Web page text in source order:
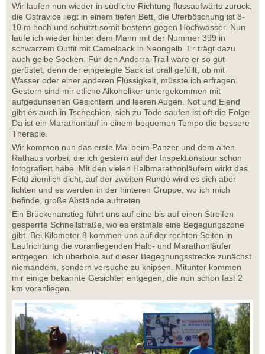
Wir laufen nun wieder in südliche Richtung flussaufwärts zurück,
die Ostravice liegt in einem tiefen Bett, die Uferböschung ist 8-
10 m hoch und schützt somit bestens gegen Hochwasser. Nun
laufe ich wieder hinter dem Mann mit der Nummer 399 in
schwarzem Outfit mit Camelpack in Neongelb. Er trägt dazu
auch gelbe Socken. Für den Andorra-Trail wäre er so gut
gerüstet, denn der eingelegte Sack ist prall gefüllt, ob mit
Wasser oder einer anderen Flüssigkeit, müsste ich erfragen.
Gestern sind mir etliche Alkoholiker untergekommen mit
aufgedunsenen Gesichtern und leeren Augen. Not und Elend
gibt es auch in Tschechien, sich zu Tode saufen ist oft die Folge.
Da ist ein Marathonlauf in einem bequemen Tempo die bessere
Therapie.
Wir kommen nun das erste Mal beim Panzer und dem alten
Rathaus vorbei, die ich gestern auf der Inspektionstour schon
fotografiert habe. Mit den vielen Halbmarathonläufern wirkt das
Feld ziemlich dicht, auf der zweiten Runde wird es sich aber
lichten und es werden in der hinteren Gruppe, wo ich mich
befinde, große Abstände auftreten.
Ein Brückenanstieg führt uns auf eine bis auf einen Streifen
gesperrte Schnellstraße, wo es erstmals eine Begegungszone
gibt. Bei Kilometer 8 kommen uns auf der rechten Seiten in
Laufrichtung die voranliegenden Halb- und Marathonläufer
entgegen. Ich überhole auf dieser Begegnungsstrecke zunächst
niemandem, sondern versuche zu knipsen. Mitunter kommen
mir einige bekannte Gesichter entgegen, die nun schon fast 2
km voranliegen.